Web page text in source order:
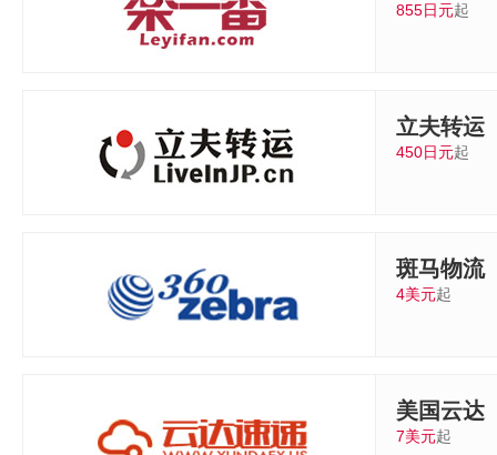
855日元起
立夫转运
450日元起
斑马物流
4美元起
美国云达
7美元起